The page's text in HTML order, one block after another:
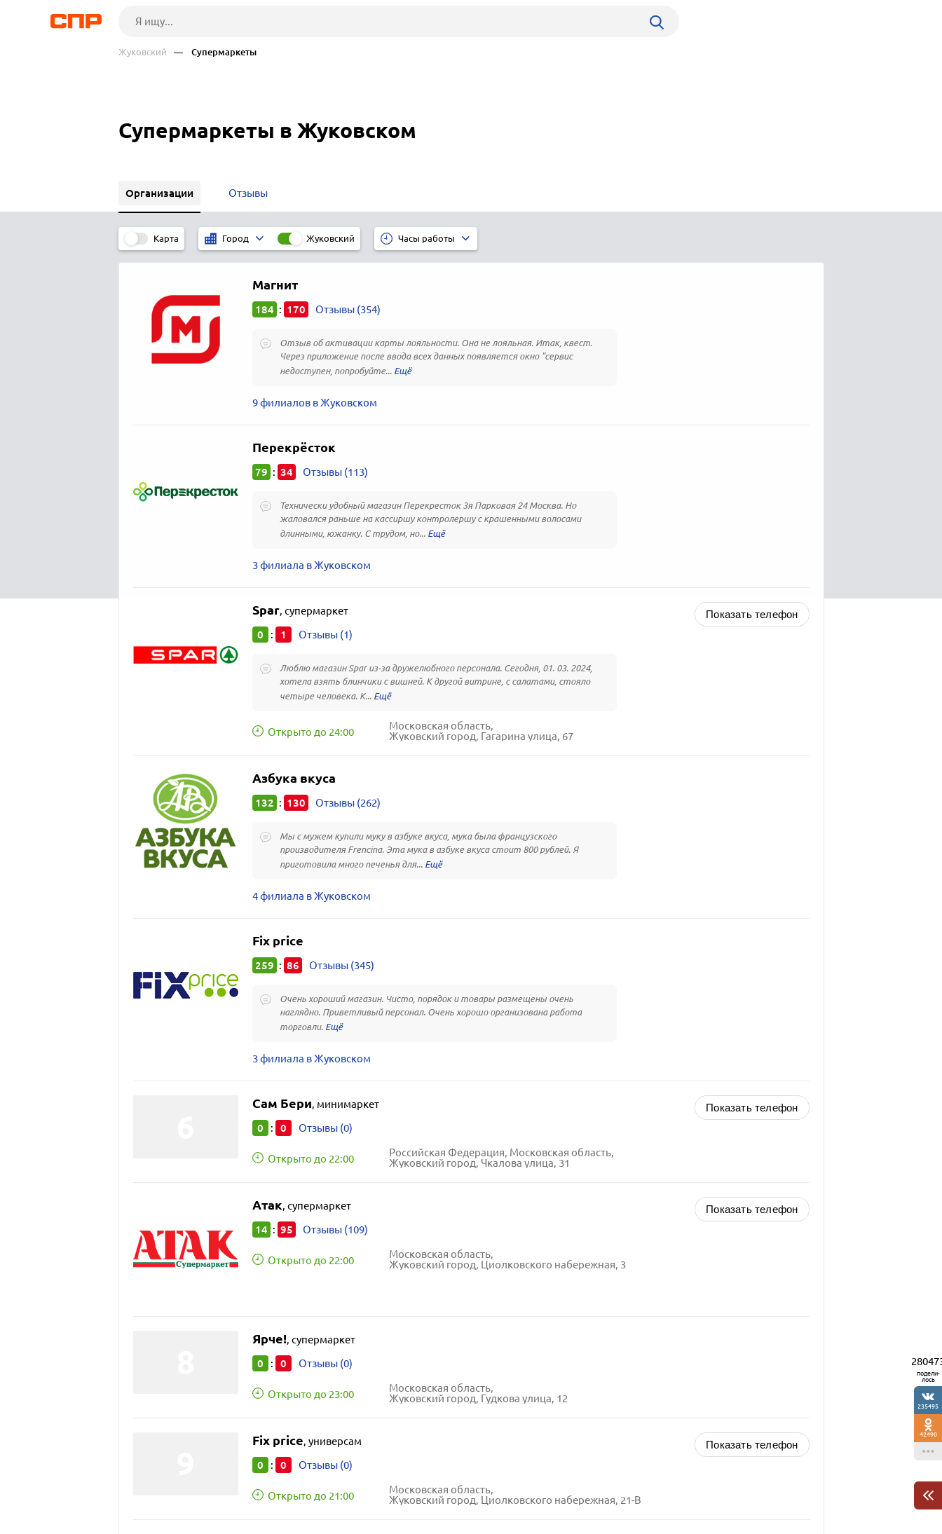
Жуковский — Супермаркеты
Супермаркеты в Жуковском
Организации Отзывы
Карта Город Жуковский Часы работы
Магнит
184 : 170 Отзывы (354)
Отзыв об активации карты лояльности. Она не лояльная. Итак, квест.
Через приложение после ввода всех данных появляется окно "сервис
недоступен, попробуйте...
9 филиалов в Жуковском
Перекрёсток
79 : 34 Отзывы (113)
Технически удобный магазин Перекресток 3я Парковая 24 Москва. Но
жаловался раньше на кассиршу контролершу с крашенными волосами
длинными, южанку. С трудом, но...
3 филиала в Жуковском
Spar, супермаркет
0 : 1 Отзывы (1)
Люблю магазин Spar из-за дружелюбного персонала. Сегодня, 01. 03. 2024,
хотела взять блинчики с вишней. К другой витрине, с салатами, стояло
четыре человека. К...
Открыто до 24:00
Московская область,
Жуковский город, Гагарина улица, 67
Показать телефон
Азбука вкуса
132 : 130 Отзывы (262)
Мы с мужем купили муку в азбуке вкуса, мука была французского
производителя Frencina. Эта мука в азбуке вкуса стоит 800 рублей. Я
приготовила много печенья для...
4 филиала в Жуковском
Fix price
259 : 86 Отзывы (345)
Очень хороший магазин. Чисто, порядок и товары размещены очень
наглядно. Приветливый персонал. Очень хорошо организована работа
торговли.
3 филиала в Жуковском
Сам Бери, минимаркет
0 : 0 Отзывы (0)
Открыто до 22:00
Российская Федерация, Московская область,
Жуковский город, Чкалова улица, 31
Показать телефон
Атак, супермаркет
14 : 95 Отзывы (109)
Открыто до 22:00
Московская область,
Жуковский город, Циолковского набережная, 3
Показать телефон
Ярче!, супермаркет
0 : 0 Отзывы (0)
Открыто до 23:00
Московская область,
Жуковский город, Гудкова улица, 12
Fix price, универсам
0 : 0 Отзывы (0)
Открыто до 21:00
Московская область,
Жуковский город, Циолковского набережная, 21-В
Показать телефон
подели-
лось
235495
42490